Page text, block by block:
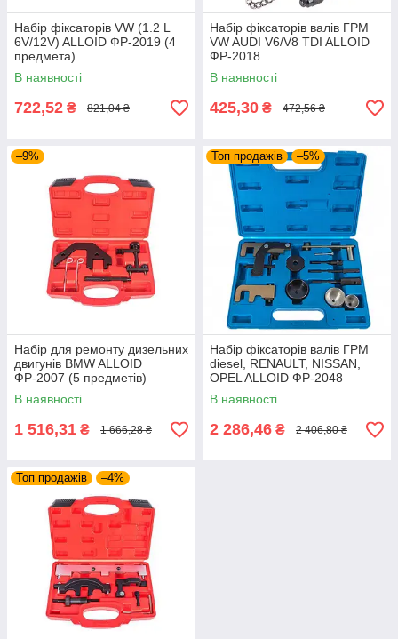
Набір фіксаторів VW (1.2 L
6V/12V) ALLOID ФР-2019 (4
предмета)
В наявності
722,52 ₴ 821,04 ₴
Набір фіксаторів валів ГРМ
VW AUDI V6/V8 TDI ALLOID
ФР-2018
В наявності
425,30 ₴ 472,56 ₴
–9%
Набір для ремонту дизельних
двигунів BMW ALLOID
ФР-2007 (5 предметів)
В наявності
1 516,31 ₴ 1 666,28 ₴
Топ продажів –5%
Набір фіксаторів валів ГРМ
diesel, RENAULT, NISSAN,
OPEL ALLOID ФР-2048
В наявності
2 286,46 ₴ 2 406,80 ₴
Топ продажів –4%